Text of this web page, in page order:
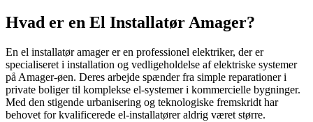
Hvad er en El Installatør Amager?
En el installatør amager er en professionel elektriker, der er
specialiseret i installation og vedligeholdelse af elektriske systemer
på Amager-øen. Deres arbejde spænder fra simple reparationer i
private boliger til komplekse el-systemer i kommercielle bygninger.
Med den stigende urbanisering og teknologiske fremskridt har
behovet for kvalificerede el-installatører aldrig været større.